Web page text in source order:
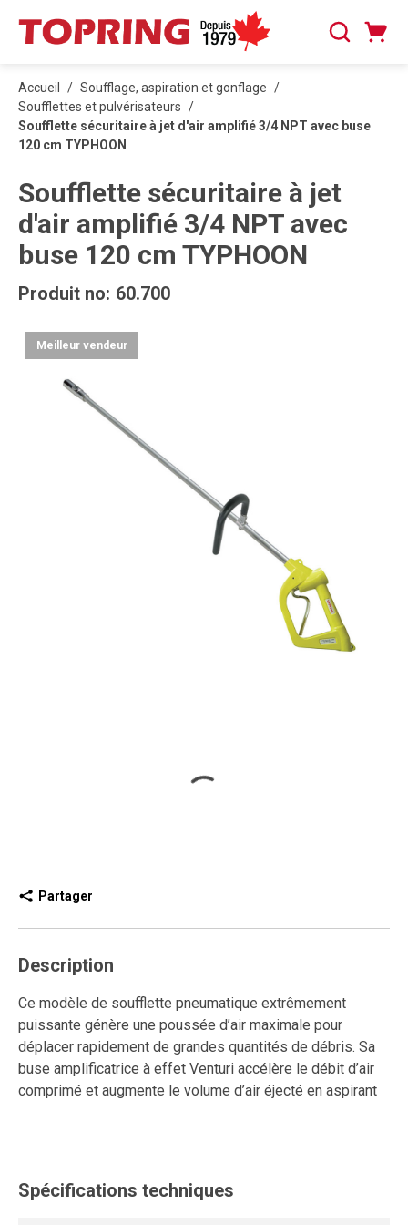
PASSER AU CONTENU PRINCIPAL
Recherche
Accueil / Soufflage, aspiration et gonflage /
Soufflettes et pulvérisateurs /
Soufflette sécuritaire à jet d'air amplifié 3/4 NPT avec buse
120 cm TYPHOON
Soufflette sécuritaire à jet
d'air amplifié 3/4 NPT avec
buse 120 cm TYPHOON
Produit no: 60.700
Meilleur vendeur
Partager
Description
Ce modèle de soufflette pneumatique extrêmement
puissante génère une poussée d’air maximale pour
déplacer rapidement de grandes quantités de débris. Sa
buse amplificatrice à effet Venturi accélère le débit d’air
comprimé et augmente le volume d’air éjecté en aspirant
En cas d’obstruction de la buse, l’air s’échappe par les
Spécifications techniques